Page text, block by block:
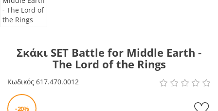
Σκάκι SET Battle for Middle Earth -
The Lord of the Rings
Κωδικός 617.470.0012
- 20%